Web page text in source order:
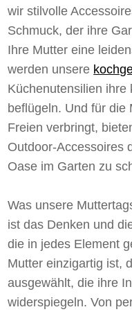
wir stilvolle
Schmuck, der ihre
Ihre Mutter eine
werden unsere
Küchenutensilien ihre
beflügeln. Und für die
Freien verbringt,
Outdoor-Accessoires
Oase im Garten zu
Was unsere
ist das Denken und
die in jedes Element
Mutter einzigartig ist,
ausgewählt, die ihre
widerspiegeln. Von